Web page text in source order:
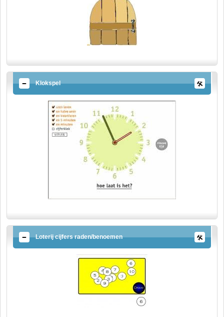
Klokspel
Loterij cijfers raden/benoemen